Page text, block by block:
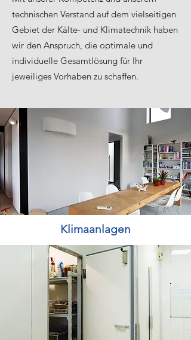
technischen Verstand auf dem vielseitigen
Gebiet der Kälte- und Klimatechnik haben
wir den Anspruch, die optimale und
individuelle Gesamtlösung für Ihr
jeweiliges Vorhaben zu schaffen.
Klimaanlagen